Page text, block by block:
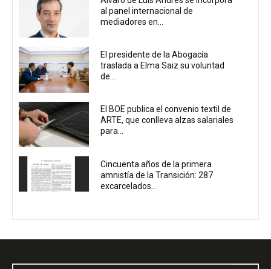
al panel internacional de
mediadores en...
El presidente de la Abogacía
traslada a Elma Saiz su voluntad
de...
El BOE publica el convenio textil de
ARTE, que conlleva alzas salariales
para...
Cincuenta años de la primera
amnistía de la Transición: 287
excarcelados...